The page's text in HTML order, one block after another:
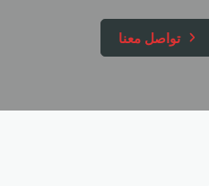
تواصل معنا